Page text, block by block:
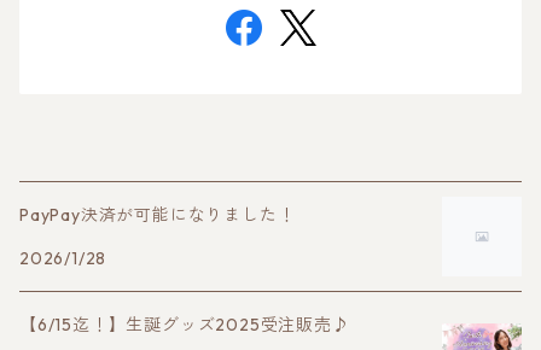
PayPay決済が可能になりました！
2026/1/28
【6/15迄！】生誕グッズ2025受注販売♪